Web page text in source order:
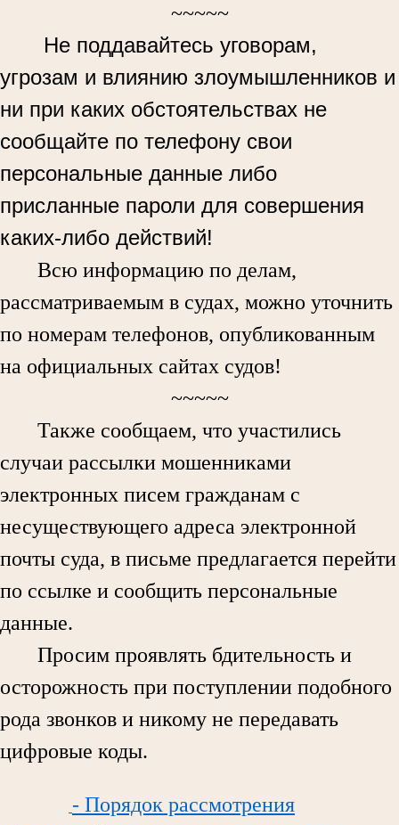
~~~~~
Не поддавайтесь уговорам,
угрозам и влиянию злоумышленников и
ни при каких обстоятельствах не
сообщайте по телефону свои
персональные данные либо
присланные пароли для совершения
каких-либо действий!
Всю информацию по делам,
рассматриваемым в судах, можно уточнить
по номерам телефонов, опубликованным
на официальных сайтах судов!
~~~~~
Также сообщаем, что участились
случаи рассылки мошенниками
электронных писем гражданам с
несуществующего адреса электронной
почты суда, в письме предлагается перейти
по ссылке и сообщить персональные
данные.
Просим проявлять бдительность и
осторожность при поступлении подобного
рода звонков и никому не передавать
цифровые коды.
- Порядок рассмотрения